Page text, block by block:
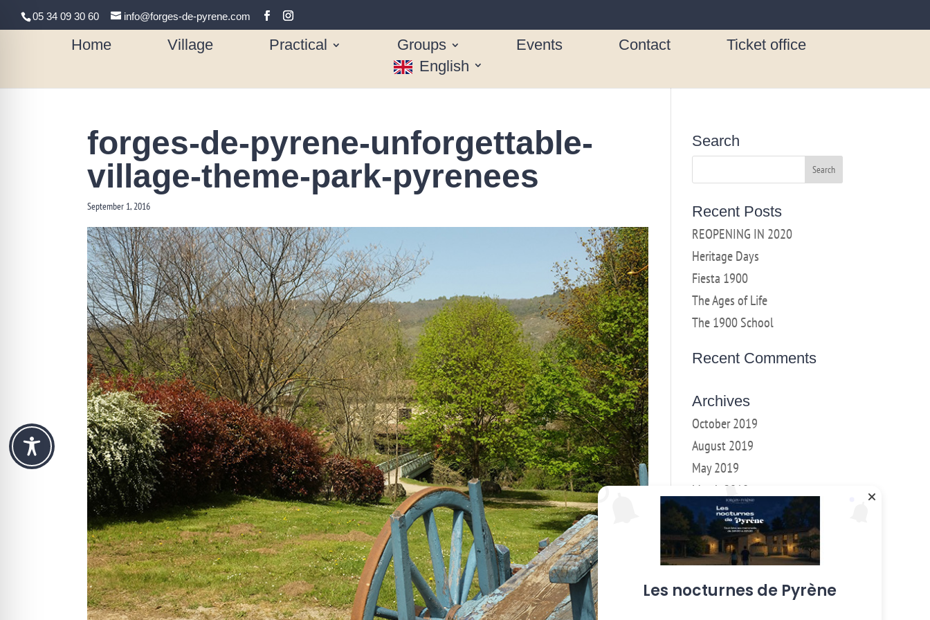
05 34 09 30 60 info@forges-de-pyrene.com
Home Village Practical Groups Events Contact
Ticket office
English
forges-de-pyrene-unforgettable-
village-theme-park-pyrenees
September 1, 2016
Search
Recent Posts
REOPENING IN 2020
Heritage Days
Fiesta 1900
The Ages of Life
The 1900 School
Recent Comments
Archives
October 2019
August 2019
May 2019
March 2018
February 2018
January 2017
December 2016
Categories
Les nocturnes de Pyrène